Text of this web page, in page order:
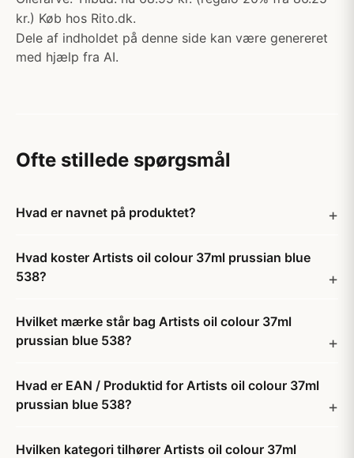
kr.) Køb hos Rito.dk.
Dele af indholdet på denne side kan være genereret
med hjælp fra AI.
Ofte stillede spørgsmål
Hvad er navnet på produktet?
Hvad koster Artists oil colour 37ml prussian blue
538?
Hvilket mærke står bag Artists oil colour 37ml
prussian blue 538?
Hvad er EAN / Produktid for Artists oil colour 37ml
prussian blue 538?
Hvilken kategori tilhører Artists oil colour 37ml